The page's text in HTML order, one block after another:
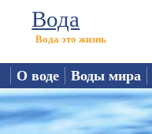
Вода
Вода это жизнь
О воде Воды мира